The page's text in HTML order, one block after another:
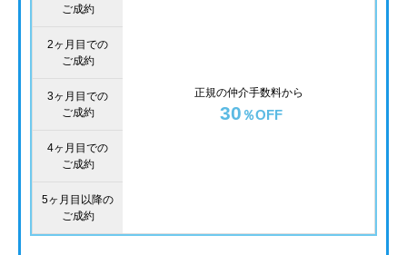
ご成約
正規の仲介手数料から
30 ％OFF
2ヶ月目での
ご成約
3ヶ月目での
ご成約
4ヶ月目での
ご成約
5ヶ月目以降の
ご成約